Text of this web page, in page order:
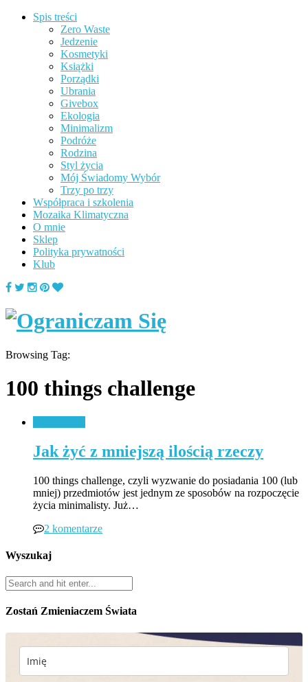
Spis treści
Zero Waste
Jedzenie
Kosmetyki
Książki
Porządki
Ubrania
Givebox
Ekologia
Minimalizm
Podróże
Rodzina
Styl życia
Mój Świadomy Wybór
Trzy po trzy
Współpraca i szkolenia
Mozaika Klimatyczna
O mnie
Sklep
Polityka prywatności
Klub
Browsing Tag:
100 things challenge
Jak żyć z mniejszą ilością rzeczy
100 things challenge, czyli wyzwanie do posiadania 100 (lub
mniej) przedmiotów jest jednym ze sposobów na rozpoczęcie
życia minimalisty. Już…
2 komentarze
Wyszukaj
Zostań Zmieniaczem Świata